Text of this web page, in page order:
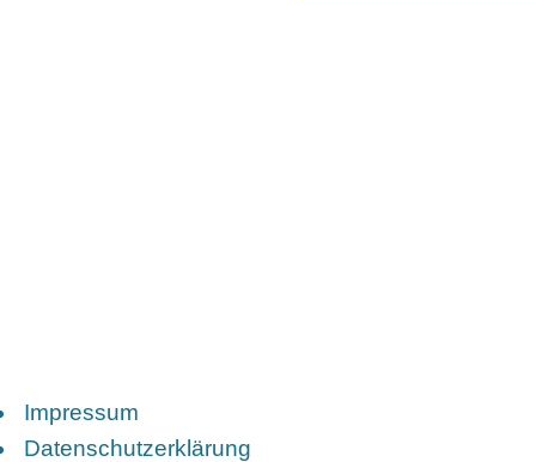
Impressum
Datenschutzerklärung